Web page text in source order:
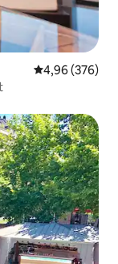
Gemiddelde
4,96 (376)